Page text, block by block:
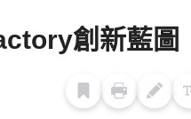
創新藍圖